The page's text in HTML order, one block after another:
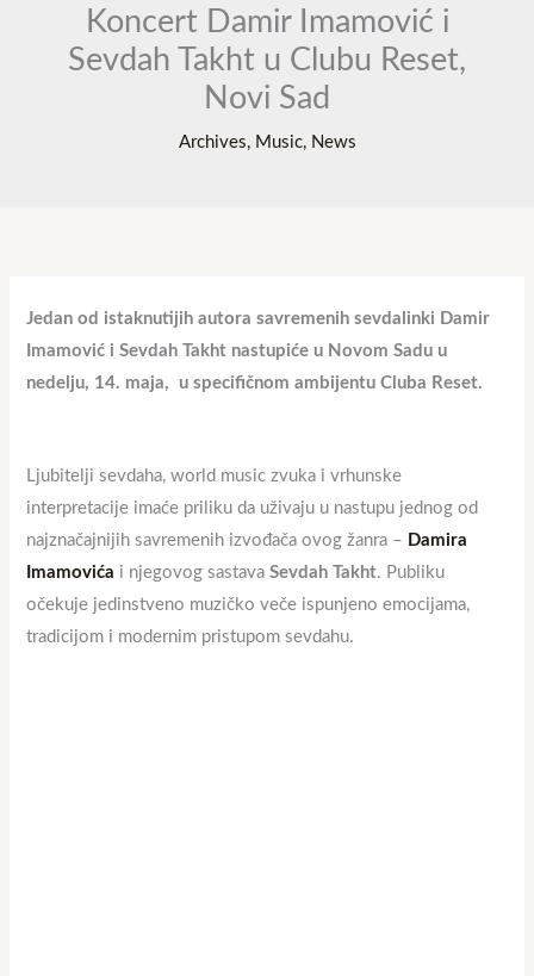
Koncert Damir Imamović i
Sevdah Takht u Clubu Reset,
Novi Sad
Archives, Music, News
Jedan od istaknutijih autora savremenih sevdalinki Damir
Imamović i Sevdah Takht nastupiće u Novom Sadu u
nedelju, 14. maja,
u specifičnom ambijentu Cluba Reset.
Ljubitelji sevdaha, world music zvuka i vrhunske
interpretacije imaće priliku da uživaju u nastupu jednog od
najznačajnijih savremenih izvođača ovog žanra – Damira
Imamovića i njegovog sastavaSevdah Takht. Publiku
očekuje jedinstveno muzičko veče ispunjeno emocijama,
tradicijom i modernim pristupom sevdahu.